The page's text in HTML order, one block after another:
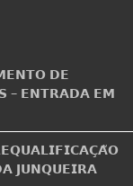
𝗗𝗘
– 𝗘𝗡𝗧𝗥𝗔𝗗𝗔 𝗘𝗠
𝗝𝗨𝗡𝗤𝗨𝗘𝗜𝗥𝗔